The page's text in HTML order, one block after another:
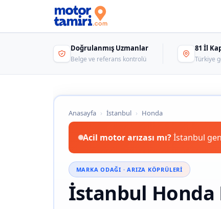
Doğrulanmış Uzmanlar
Belge ve referans kontrolü
81 İl
Türkiye
Anasayfa › İstanbul › Honda
Acil motor arızası mı?İstanbul
MARKA ODAĞI · ARIZA KÖPRÜLERI
İstanbul